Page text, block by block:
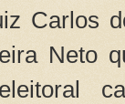
Carlos
Neto